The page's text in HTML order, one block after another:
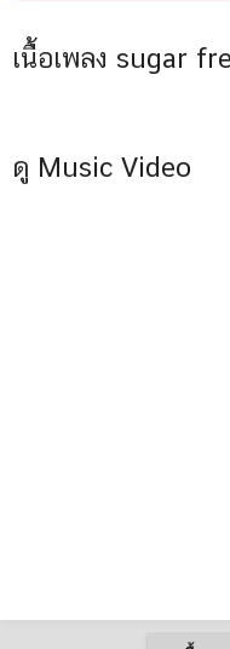
เนื้อเพลง sugar
ดู Music Video